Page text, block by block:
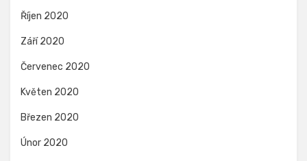
Říjen 2020
Září 2020
Červenec 2020
Květen 2020
Březen 2020
Únor 2020